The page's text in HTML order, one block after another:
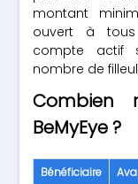
montant
ouvert à
compte actif
nombre de
Combien
BeMyEye ?
Bénéficiaire